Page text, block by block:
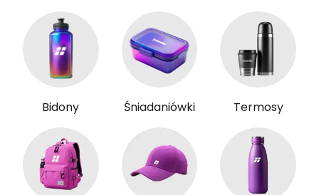
Bidony Śniadaniówki Termosy